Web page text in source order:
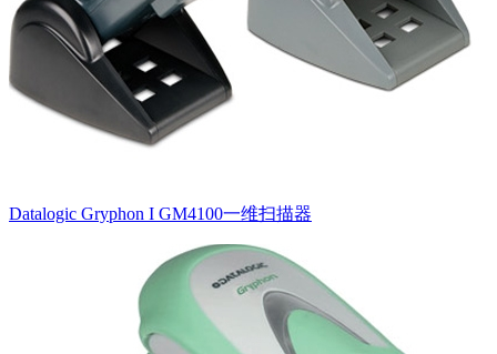
Datalogic Gryphon I GM4100一维扫描器